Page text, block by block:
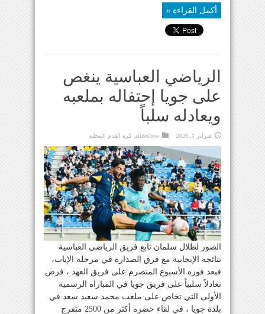
أكمل القراءة »
الرياضي العباسية ينغص
على جويا إحتفاله بملعبه
ويعادله سلباً
فبراير 1, 2026 slideshow كرة القدم المحلية
الصور لطلال سلمان تابع فريق الرياضي العباسية
نتائجه الإيجابية مع فرق الصدارة في مرحلة الإياب،
فبعد فوزه الأسبوع المنصرم على فريق العهد ، فرض
تعادلاً سلبياً على فريق جويا في المباراة الرسمية
الأولى التي تخاض على ملعب محمد سعيد سعد في
بلدة جويا ، في لقاء حضره أكثر من 2500 متفرج